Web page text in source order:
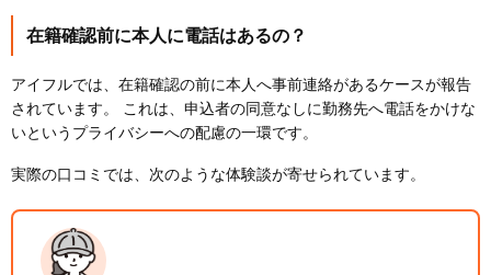
在籍確認前に本人に電話はあるの？
アイフルでは、在籍確認の前に本人へ事前連絡があるケースが報告
されています。 これは、申込者の同意なしに勤務先へ電話をかけな
いというプライバシーへの配慮の一環です。
実際の口コミでは、次のような体験談が寄せられています。